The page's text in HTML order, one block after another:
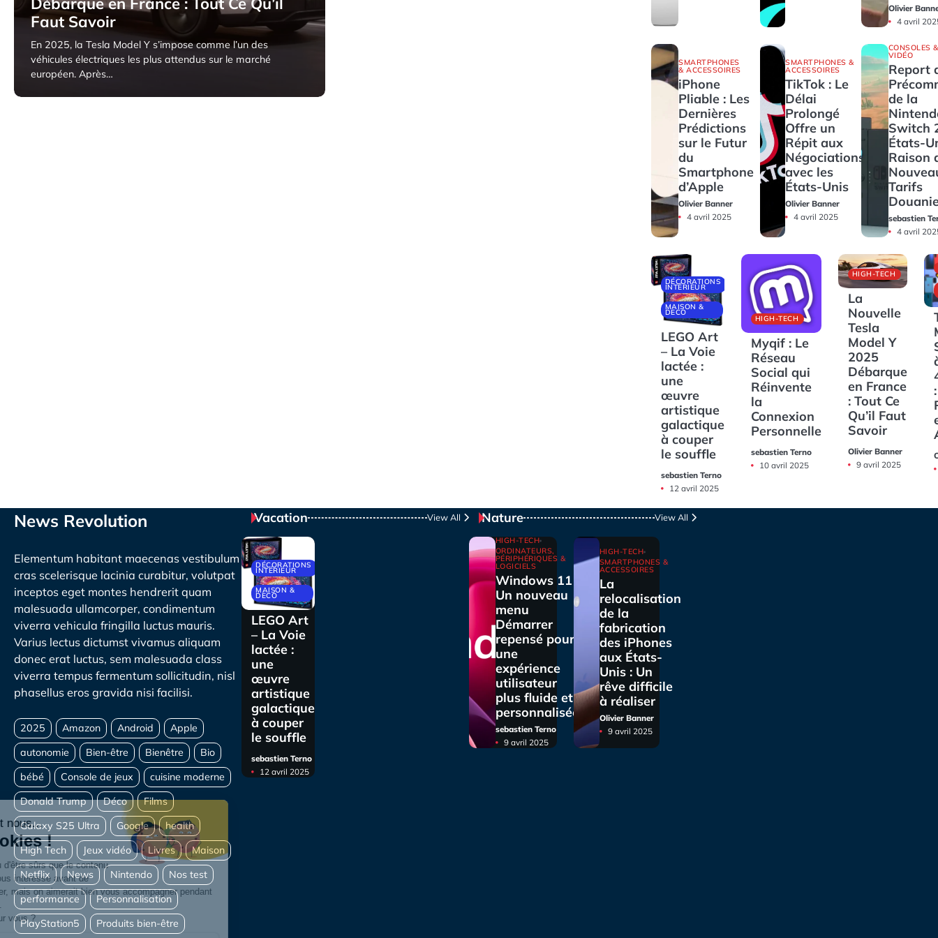
Faut Savoir
En 2025, la Tesla Model Y s’impose comme l’un des
véhicules électriques les plus attendus sur le marché
européen. Après…
9 avril 2025
Olivier
4 avril
SMARTPHONES
& ACCESSOIRES
iPhone
Pliable : Les
Dernières
Prédictions
sur le Futur
du
Smartphone
d’Apple
Olivier Banner
4 avril 2025
SMARTPHONES &
ACCESSOIRES
TikTok : Le
Délai
Prolongé
Offre un
Répit aux
Négociations
avec les
États-Unis
Olivier Banner
4 avril 2025
CONSOLES
VIDÉO
Report
de la
Switch
États-
Raison
Tarifs
sebastien
4 avril
DÉCORATIONS
INTÉRIEUR
MAISON &
DECO
LEGO Art
– La Voie
lactée :
une
œuvre
artistique
galactique
à couper
le souffle
sebastien Terno
12 avril 2025
HIGH-TECH
Myqif : Le
Réseau
Social qui
Réinvente
la
Connexion
Personnelle
sebastien Terno
10 avril 2025
HIGH-TECH
La
Nouvelle
Tesla
Model Y
2025
Débarque
en France
: Tout Ce
Qu’il Faut
Savoir
Olivier Banner
9 avril 2025
:
News Revolution
Elementum habitant maecenas vestibulum
cras scelerisque lacinia curabitur, volutpat
inceptos eget montes hendrerit quam
malesuada ullamcorper, condimentum
viverra vehicula fringilla luctus mauris.
Varius lectus dictumst vivamus aliquam
donec erat luctus, sem malesuada class
viverra tempus fermentum sollicitudin, nisl
phasellus eros gravida nisi facilisi.
Vacation View All
DÉCORATIONS
INTÉRIEUR
MAISON &
DECO
LEGO Art
– La Voie
lactée :
une
œuvre
artistique
galactique
à couper
le souffle
sebastien Terno
12 avril 2025
Nature View All
HIGH-TECH
ORDINATEURS,
PÉRIPHÉRIQUES &
LOGICIELS
Windows 11 :
Un nouveau
menu
Démarrer
repensé pour
une
expérience
utilisateur
plus fluide et
personnalisée
sebastien Terno
9 avril 2025
HIGH-TECH
SMARTPHONES &
ACCESSOIRES
La
relocalisation
de la
fabrication
des iPhones
aux États-
Unis : Un
rêve difficile
à réaliser
Olivier Banner
9 avril 2025